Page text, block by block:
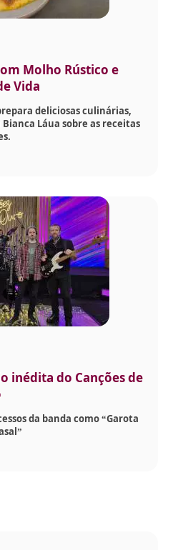
Molho Rústico e
Vida
deliciosas culinárias,
Láua sobre as receitas
inédita do Canções de
da banda como “Garota